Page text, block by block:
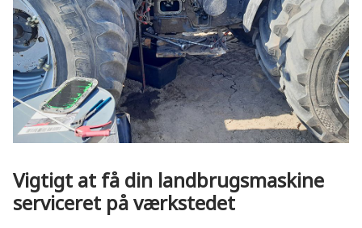
Vigtigt at få din landbrugsmaskine
serviceret på værkstedet